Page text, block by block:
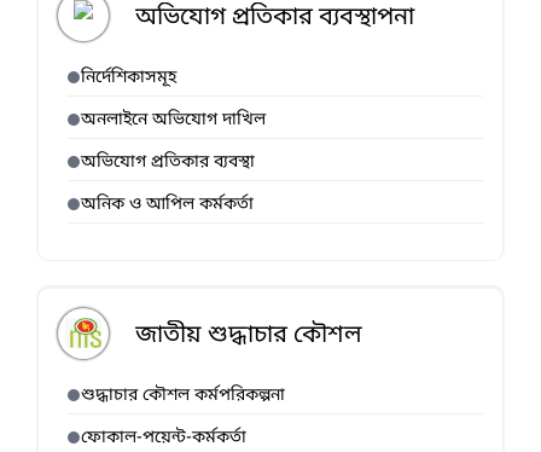
অভিযোগ প্রতিকার ব্যবস্থাপনা
নির্দেশিকাসমূহ
অনলাইনে অভিযোগ দাখিল
অভিযোগ প্রতিকার ব্যবস্থা
অনিক ও আপিল কর্মকর্তা
জাতীয় শুদ্ধাচার কৌশল
শুদ্ধাচার কৌশল কর্মপরিকল্পনা
ফোকাল-পয়েন্ট-কর্মকর্তা